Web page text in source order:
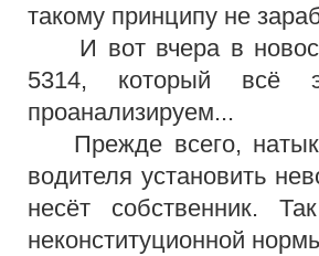
такому принципу не
И вот вчера в
5314, который всё
проанализируем...
Прежде всего,
водителя установить
несёт собственник.
неконституционной